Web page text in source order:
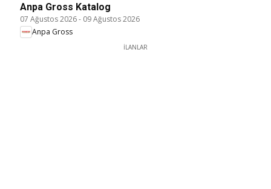
Anpa Gross Katalog
07 Ağustos 2026- 09 Ağustos 2026
Anpa Gross
İLANLAR